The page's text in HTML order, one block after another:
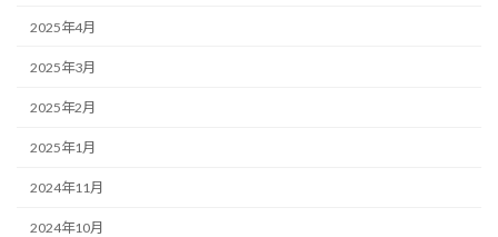
2025年4月
2025年3月
2025年2月
2025年1月
2024年11月
2024年10月